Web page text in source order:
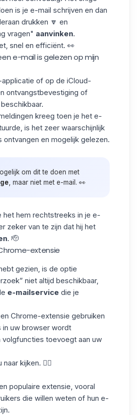
is je e-mail schrijven en dan
drukken 🔽 en
vragen" aanvinken.
snel en efficiënt. 👀
e-mail is gelezen op mijn
of op de iCloud-
ontvangstbevestiging of
kreeg toen je het e-
is het zeer waarschijnlijk
ontvangen en mogelijk gelezen.
om dit te doen met
, maar niet met e-mail. 👀
het hem rechtstreeks in je e-
zeker van te zijn dat hij het
. 🫡
extensie
gezien, is de optie
niet altijd beschikbaar,
e-mailservice die je
Chrome-extensie gebruiken
uw browser wordt
toevoegt aan uw
kijken. 👇🏼
populaire extensie, vooral
die willen weten of hun e-